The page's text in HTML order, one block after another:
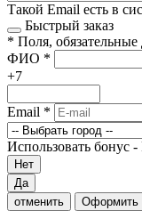
Такой Email есть в
Быстрый заказ
* Поля, обязательные
ФИО *
+7
Email *
Использовать бонус -
Нет
Да
отменить
Оформить